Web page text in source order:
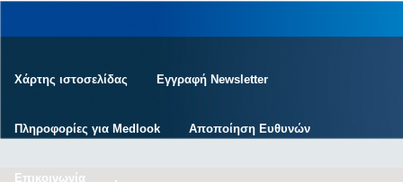
Χάρτης ιστοσελίδας Εγγραφή Newsletter
Πληροφορίες για Medlook Αποποίηση Ευθυνών
Επικοινωνία .